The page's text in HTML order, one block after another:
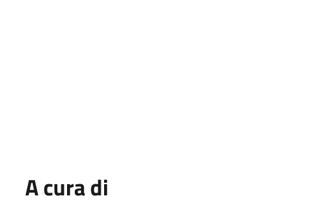
A cura di